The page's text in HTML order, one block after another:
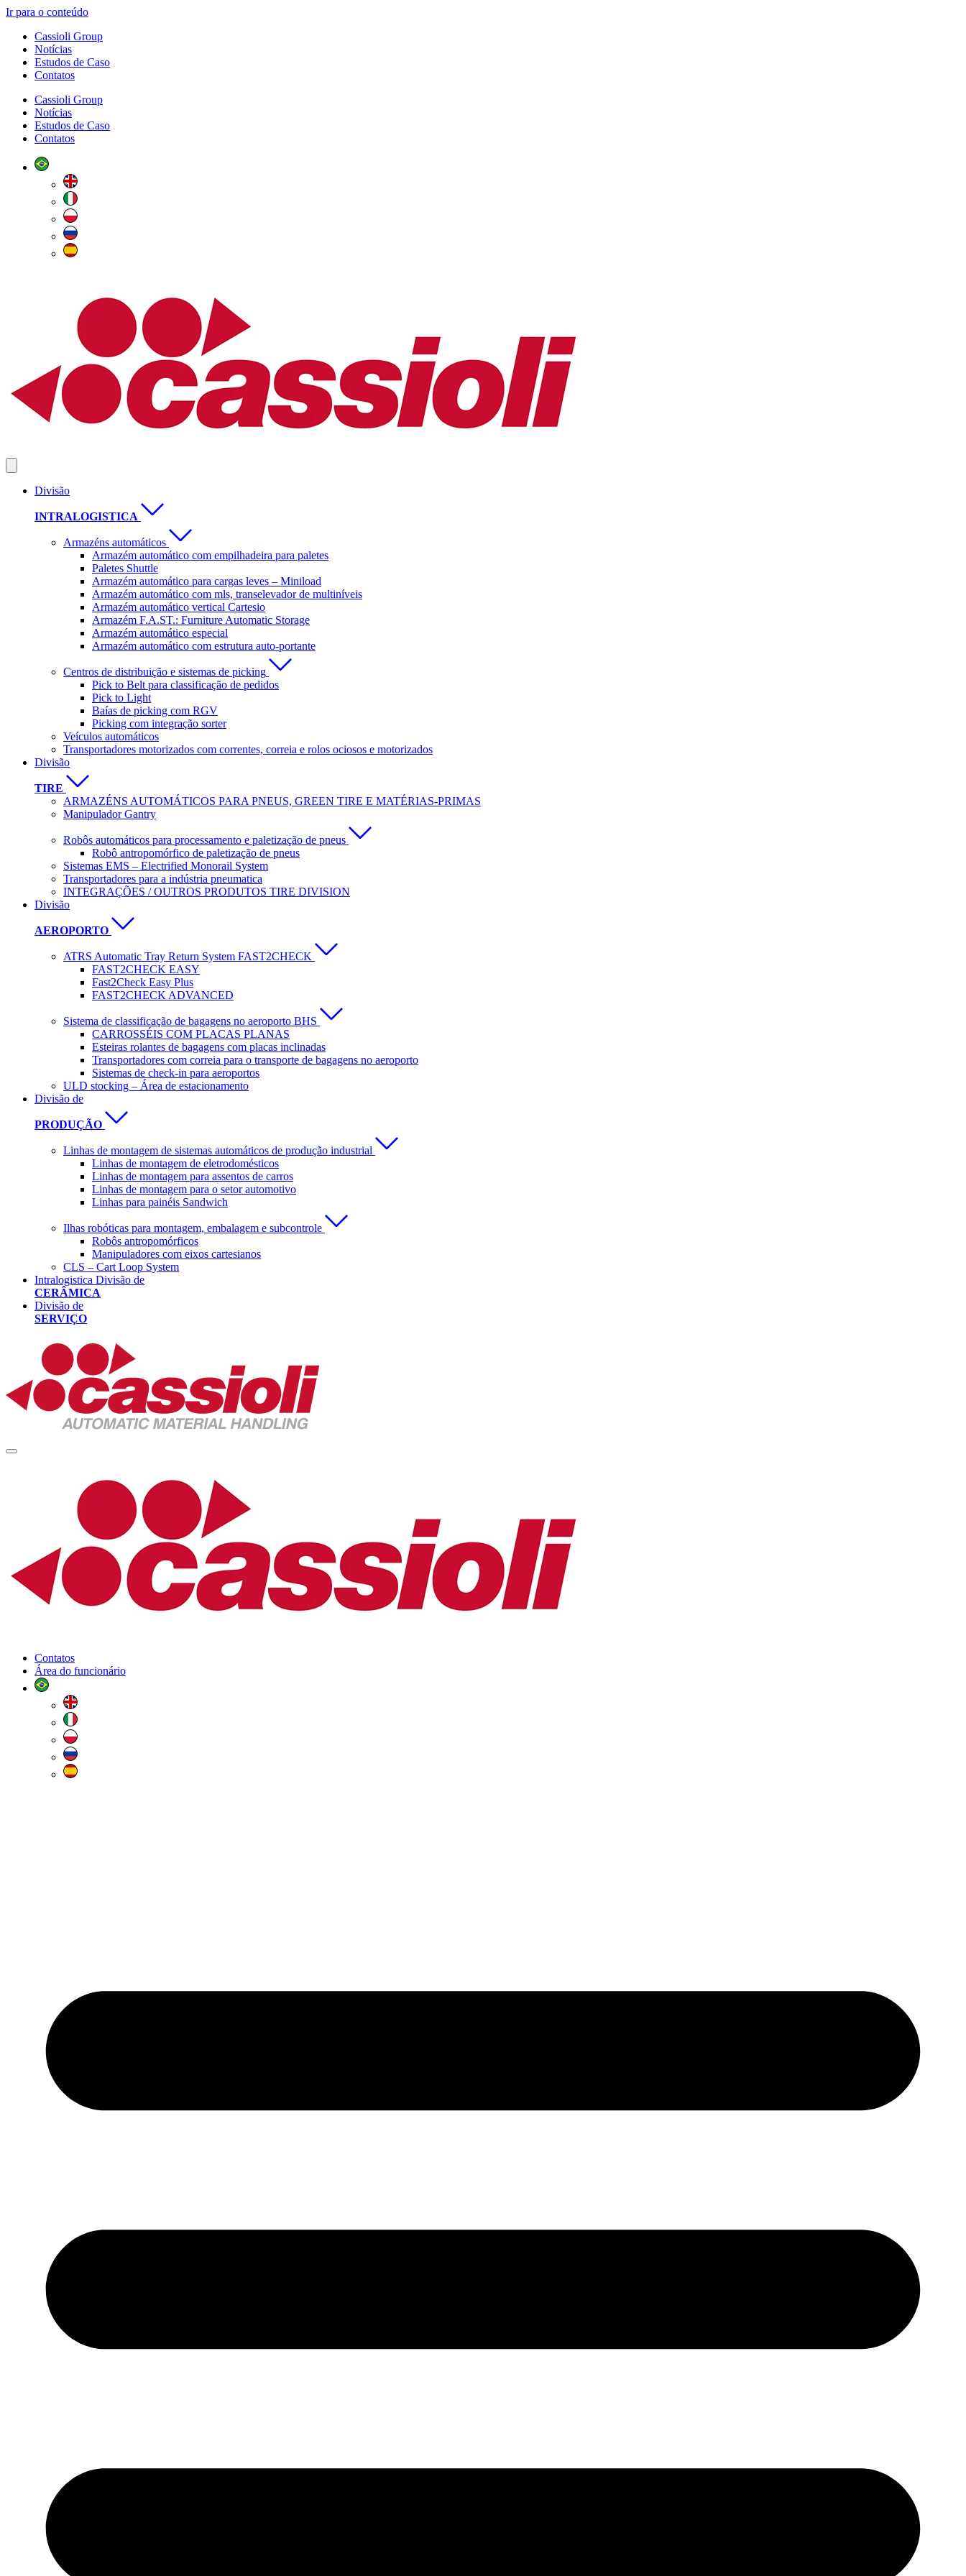
Ir para o conteúdo
Cassioli Group
Notícias
Estudos de Caso
Contatos
Cassioli Group
Notícias
Estudos de Caso
Contatos
Divisão
INTRALOGISTICA
Armazéns automáticos
Armazém automático com empilhadeira para paletes
Paletes Shuttle
Armazém automático para cargas leves – Miniload
Armazém automático com mls, transelevador de multiníveis
Armazém automático vertical Cartesio
Armazém F.A.ST.: Furniture Automatic Storage
Armazém automático especial
Armazém automático com estrutura auto-portante
Centros de distribuição e sistemas de picking
Pick to Belt para classificação de pedidos
Pick to Light
Baías de picking com RGV
Picking com integração sorter
Veículos automáticos
Transportadores motorizados com correntes, correia e rolos ociosos e motorizados
Divisão
TIRE
ARMAZÉNS AUTOMÁTICOS PARA PNEUS, GREEN TIRE E MATÉRIAS-PRIMAS
Manipulador Gantry
Robôs automáticos para processamento e paletização de pneus
Robô antropomórfico de paletização de pneus
Sistemas EMS – Electrified Monorail System
Transportadores para a indústria pneumatica
INTEGRAÇÕES / OUTROS PRODUTOS TIRE DIVISION
Divisão
AEROPORTO
ATRS Automatic Tray Return System FAST2CHECK
FAST2CHECK EASY
Fast2Check Easy Plus
FAST2CHECK ADVANCED
Sistema de classificação de bagagens no aeroporto BHS
CARROSSÉIS COM PLACAS PLANAS
Esteiras rolantes de bagagens com placas inclinadas
Transportadores com correia para o transporte de bagagens no aeroporto
Sistemas de check-in para aeroportos
ULD stocking – Área de estacionamento
Divisão de
PRODUÇÃO
Linhas de montagem de sistemas automáticos de produção industrial
Linhas de montagem de eletrodomésticos
Linhas de montagem para assentos de carros
Linhas de montagem para o setor automotivo
Linhas para painéis Sandwich
Ilhas robóticas para montagem, embalagem e subcontrole
Robôs antropomórficos
Manipuladores com eixos cartesianos
CLS – Cart Loop System
Intralogistica Divisão de
CERÂMICA
Divisão de
SERVIÇO
Contatos
Área do funcionário